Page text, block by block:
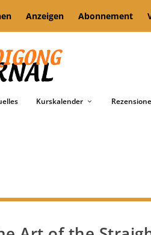
Anzeigen Abonnement
Kurskalender